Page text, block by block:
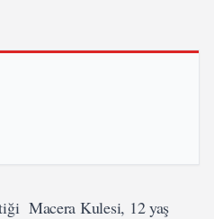
Macera Kulesi, 12 yaş